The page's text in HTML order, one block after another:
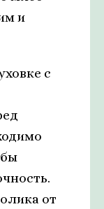
и
с
от